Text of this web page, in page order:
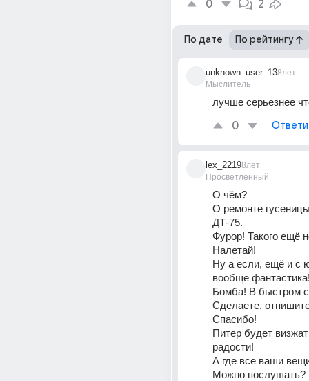
0 2
По дате По рейтингу
unknown_user_13
Мыслитель
8лет
лучше серьезнее
0
lex_2219
Просветленный
8лет
О чём?
О ремонте
ДТ-75.
Фурор! Такого ещё
Налетай!
Ну а если, ещё и с
вообще
Бомба! В быстром
Сделаете,
Спасибо!
Питер будет
радости!
А где все ваши
Можно послушать?